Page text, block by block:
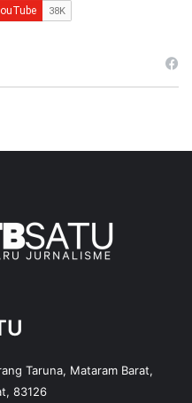
Taruna, Mataram Barat,
83126